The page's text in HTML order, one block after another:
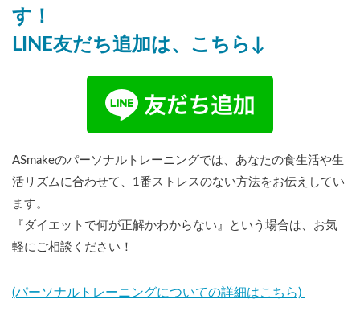
す！
LINE友だち追加は、こちら↓
ASmakeのパーソナルトレーニングでは、あなたの食生活や生
活リズムに合わせて、1番ストレスのない方法をお伝えしてい
ます。
『ダイエットで何が正解かわからない』という場合は、お気
軽にご相談ください！
(パーソナルトレーニングについての詳細はこちら)